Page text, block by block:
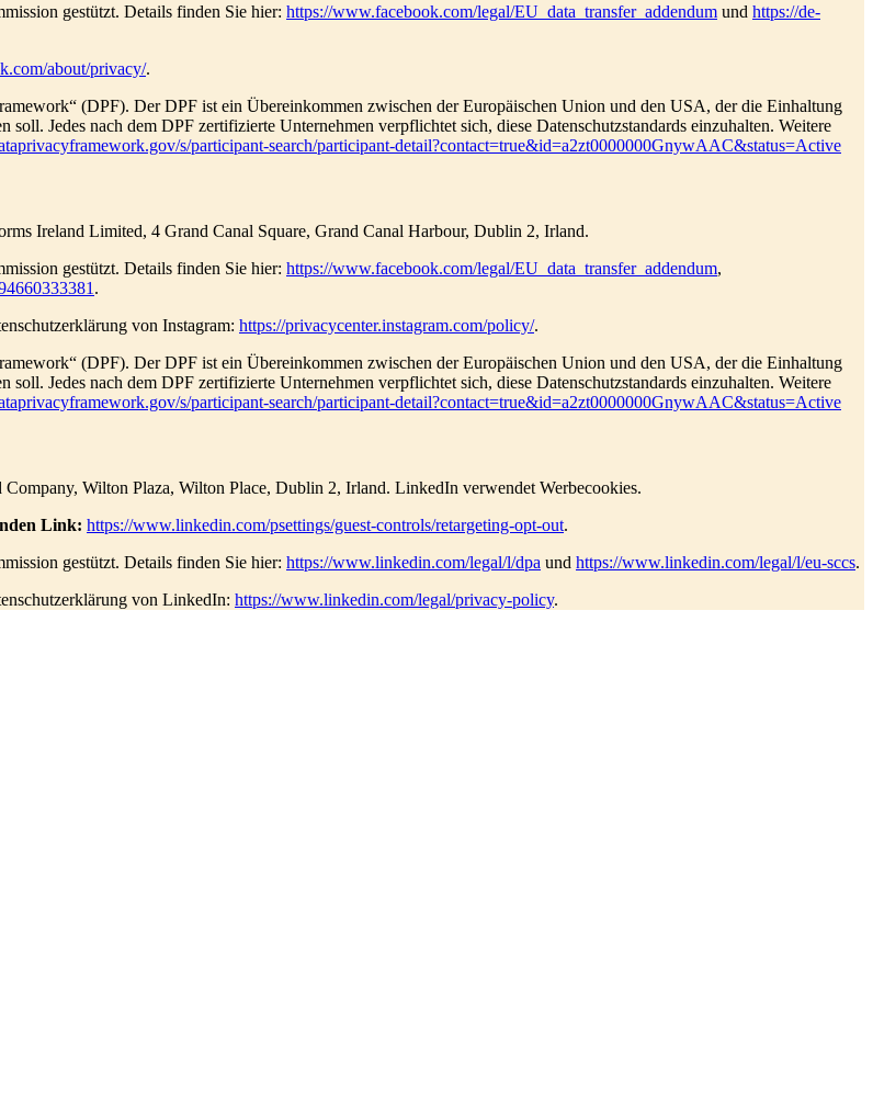
gestützt. Details finden Sie hier: https://www.facebook.com/legal/EU_data_transfer_addendum und https://de-
about/privacy/.
(DPF). Der DPF ist ein Übereinkommen zwischen der Europäischen Union und den USA, der die Einhaltung
Jedes nach dem DPF zertifizierte Unternehmen verpflichtet sich, diese Datenschutzstandards einzuhalten. Weitere
s/participant-search/participant-detail?contact=true&id=a2zt0000000GnywAAC&status=Active
Ireland Limited, 4 Grand Canal Square, Grand Canal Harbour, Dublin 2, Irland.
gestützt. Details finden Sie hier: https://www.facebook.com/legal/EU_data_transfer_addendum,
.
von Instagram: https://privacycenter.instagram.com/policy/.
(DPF). Der DPF ist ein Übereinkommen zwischen der Europäischen Union und den USA, der die Einhaltung
Jedes nach dem DPF zertifizierte Unternehmen verpflichtet sich, diese Datenschutzstandards einzuhalten. Weitere
s/participant-search/participant-detail?contact=true&id=a2zt0000000GnywAAC&status=Active
Wilton Plaza, Wilton Place, Dublin 2, Irland. LinkedIn verwendet Werbecookies.
Link: https://www.linkedin.com/psettings/guest-controls/retargeting-opt-out.
gestützt. Details finden Sie hier: https://www.linkedin.com/legal/l/dpa und https://www.linkedin.com/legal/l/eu-sccs.
von LinkedIn: https://www.linkedin.com/legal/privacy-policy.